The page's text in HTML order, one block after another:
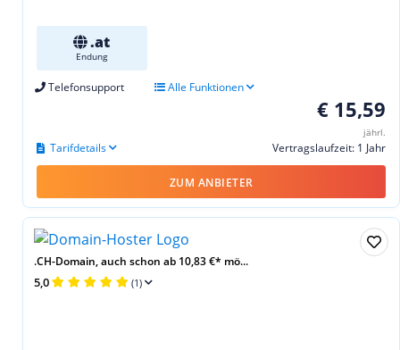
.at
Endung
Telefonsupport Alle Funktionen
€ 15,59
jährl.
Vertragslaufzeit: 1 Jahr
Tarifdetails
ZUM ANBIETER
.CH-Domain, auch schon ab 10,83 €* mö...
5,0 (1)